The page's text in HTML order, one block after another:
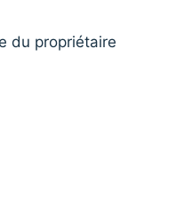
du propriétaire